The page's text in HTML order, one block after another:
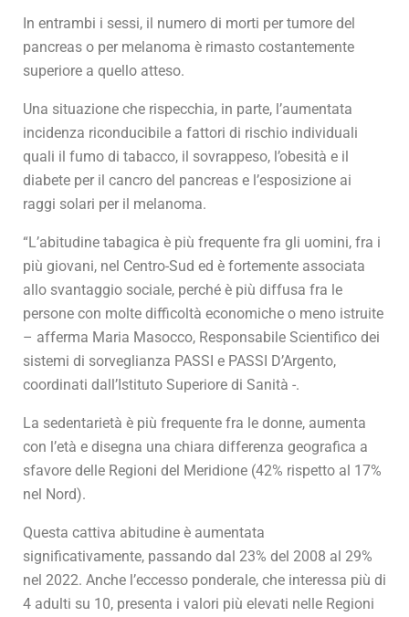
In entrambi i sessi, il numero di morti per tumore del
pancreas o per melanoma è rimasto costantemente
superiore a quello atteso.
Una situazione che rispecchia, in parte, l’aumentata
incidenza riconducibile a fattori di rischio individuali
quali il fumo di tabacco, il sovrappeso, l’obesità e il
diabete per il cancro del pancreas e l’esposizione ai
raggi solari per il melanoma.
“L’abitudine tabagica è più frequente fra gli uomini, fra i
più giovani, nel Centro-Sud ed è fortemente associata
allo svantaggio sociale, perché è più diffusa fra le
persone con molte difficoltà economiche o meno istruite
– afferma Maria Masocco, Responsabile Scientifico dei
sistemi di sorveglianza PASSI e PASSI D’Argento,
coordinati dall’Istituto Superiore di Sanità -.
La sedentarietà è più frequente fra le donne, aumenta
con l’età e disegna una chiara differenza geografica a
sfavore delle Regioni del Meridione (42% rispetto al 17%
nel Nord).
Questa cattiva abitudine è aumentata
significativamente, passando dal 23% del 2008 al 29%
nel 2022. Anche l’eccesso ponderale, che interessa più di
4 adulti su 10, presenta i valori più elevati nelle Regioni